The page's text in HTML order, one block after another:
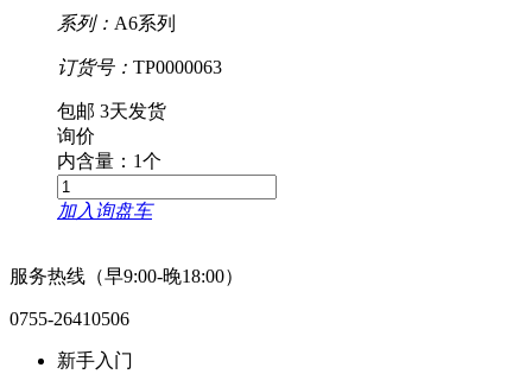
系列： A6系列
订货号： TP0000063
包邮 3天发货
询价
内含量：1个
加入询盘车
服务热线（早9:00-晚18:00）
0755-26410506
新手入门